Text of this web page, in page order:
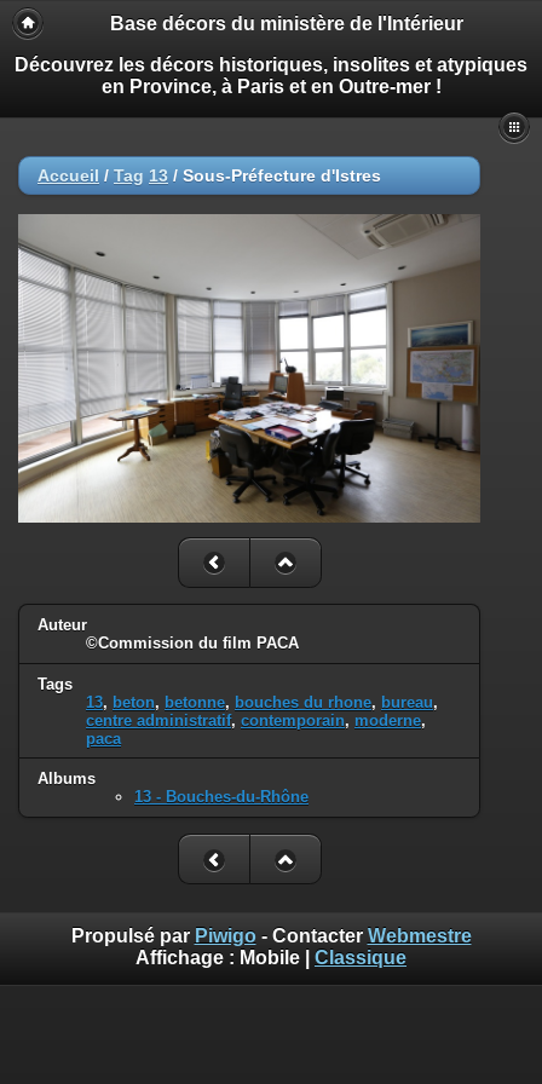
Base décors du ministère de l'Intérieur
Découvrez les décors historiques, insolites et atypiques
en Province, à Paris et en Outre-mer !
Accueil / Tag 13 / Sous-Préfecture d'Istres
Auteur
©Commission du film PACA
Tags
13, beton, betonne, bouches du rhone, bureau,
centre administratif, contemporain, moderne,
paca
Albums
13 - Bouches-du-Rhône
Propulsé par Piwigo- Contacter Webmestre
Affichage : Mobile Classique